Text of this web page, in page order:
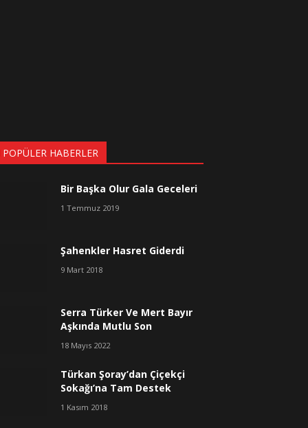
POPÜLER HABERLER
Bir Başka Olur Gala Geceleri
1 Temmuz 2019
Şahenkler Hasret Giderdi
9 Mart 2018
Serra Türker Ve Mert Bayır
Aşkında Mutlu Son
18 Mayıs 2022
Türkan Şoray’dan Çiçekçi
Sokağı’na Tam Destek
1 Kasım 2018